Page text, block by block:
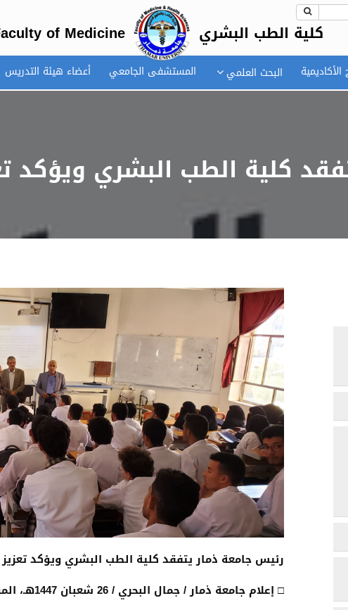
كلية الطب البشري of Medicine
الأكاديمية البحث العلمي المستشفى الجامعي أعضاء هيئة التدريس
كلية الطب البشري ويؤكد
رئيس جامعة ذمار يتفقد كلية الطب البشري ويؤكد تعزيز
□ إعلام جامعة ذمار / جمال البحري / 26 شعبان 1447هـ، الموافق 14 فبراير 2026م